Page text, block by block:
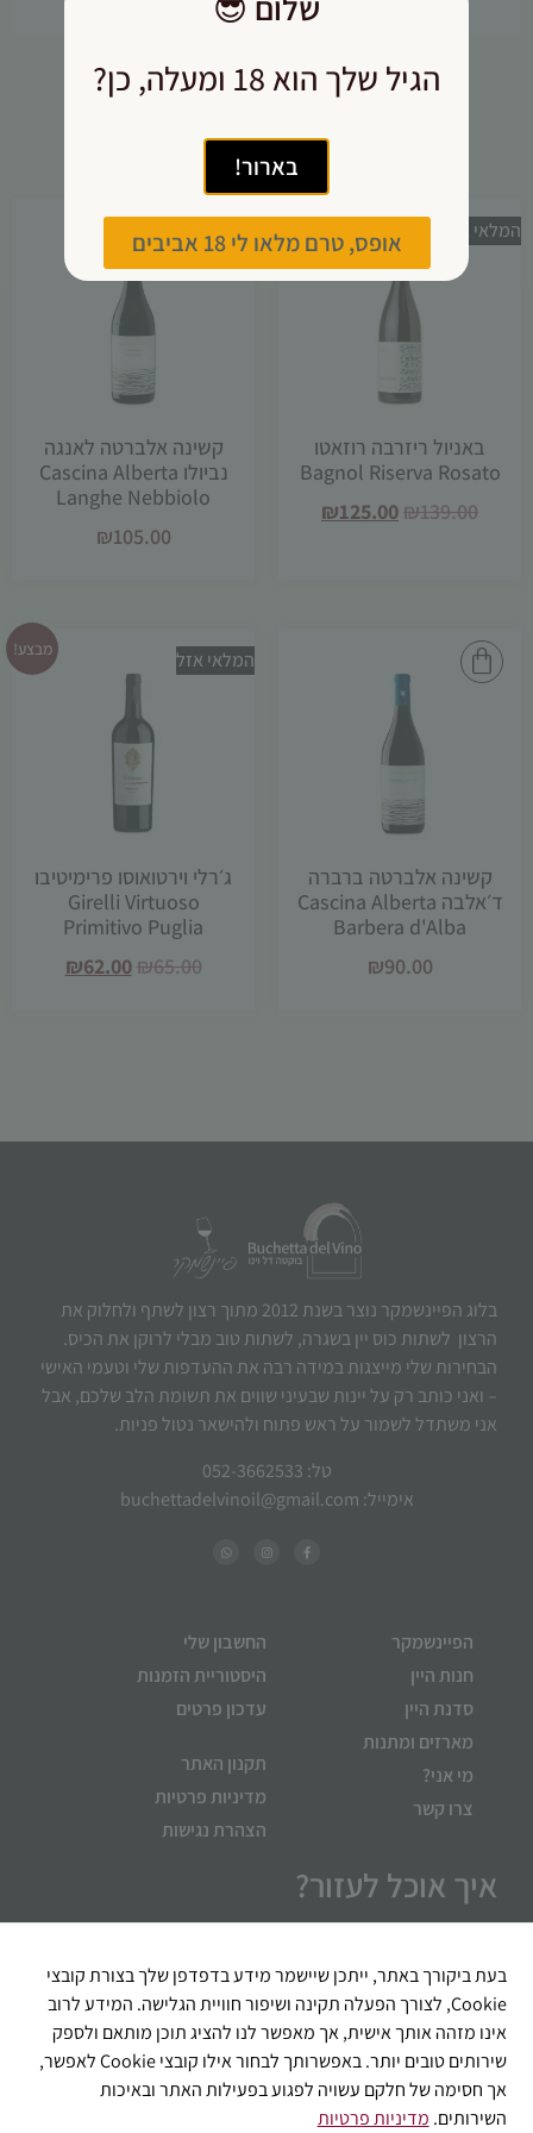
אולי יעניין אותך גם
מבצע!
באניול ריזרבה רוזאטו
Bagnol Riserva Rosato
₪139.00
₪125.00
המלאי אזל
קשינה אלברטה לאנגה
נביולו Cascina Alberta
Langhe Nebbiolo
₪105.00
קשינה אלברטה ברברה
ד׳אלבה Cascina Alberta
Barbera d'Alba
₪90.00
מבצע!
ג׳רלי וירטואוסו פרימיטיבו
Girelli Virtuoso
Primitivo Puglia
₪65.00
₪62.00
המלאי אזל
בלוג הפיינשמקר נוצר בשנת 2012 מתוך רצון לשתף ולחלוק את
הרצון לשתות כוס יין בשגרה, לשתות טוב מבלי לרוקן את הכיס.
הבחירות שלי מייצגות במידה רבה את ההעדפות שלי וטעמי האישי
– ואני כותב רק על יינות שבעיני שווים את תשומת הלב שלכם, אבל
אני משתדל לשמור על ראש פתוח ולהישאר נטול פניות.
טל: 052-3662533
אימייל: buchettadelvinoil@gmail.com
הפיינשמקר
חנות היין
סדנת היין
מארזים ומתנות
מי אני?
צרו קשר
החשבון שלי
היסטוריית הזמנות
עדכון פרטים
תקנון האתר
מדיניות פרטיות
הצהרת נגישות
איך אוכל לעזור?
בעת ביקורך באתר, ייתכן שיישמר מידע בדפדפן שלך בצורת קובצי
Cookie, לצורך הפעלה תקינה ושיפור חוויית הגלישה. המידע לרוב
אינו מזהה אותך אישית, אך מאפשר לנו להציג תוכן מותאם ולספק
שירותים טובים יותר. באפשרותך לבחור אילו קובצי Cookie לאפשר,
אך חסימה של חלקם עשויה לפגוע בפעילות האתר ובאיכות
השירותים. מדיניות פרטיות
הגיל שלך הוא 18 ומעלה, כן?
בארור!
אופס, טרם מלאו לי 18 אביבים